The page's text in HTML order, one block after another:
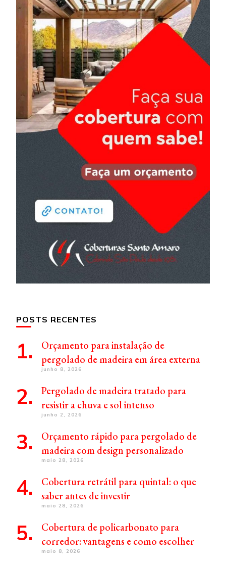
POSTS RECENTES
Orçamento para instalação de
pergolado de madeira em área externa
junho 8, 2026
Pergolado de madeira tratado para
resistir a chuva e sol intenso
junho 2, 2026
Orçamento rápido para pergolado de
madeira com design personalizado
maio 28, 2026
Cobertura retrátil para quintal: o que
saber antes de investir
maio 28, 2026
Cobertura de policarbonato para
corredor: vantagens e como escolher
maio 8, 2026